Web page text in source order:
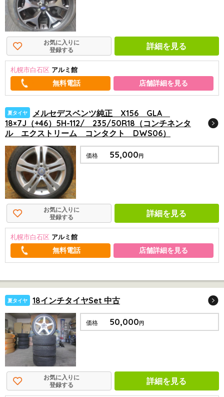
お気に入りに
登録する
詳細を見る
札幌市白石区 アルミ館
店舗詳細を見る
夏タイヤ
メルセデスベンツ純正 X156 GLA
18×7J（+46）5H-112/ 235/50R18（コンチネンタ
ル エクストリーム コンタクト DWS06）
価格 55,000円
お気に入りに
登録する
詳細を見る
札幌市白石区 アルミ館
店舗詳細を見る
夏タイヤ 18インチタイヤSet 中古
価格 50,000 円
お気に入りに
登録する
詳細を見る